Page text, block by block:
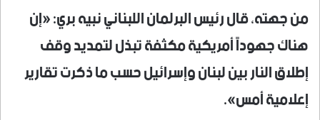
من جهته، قال رئيس البرلمان اللبناني نبيه بري: «إن
هناك جهوداً أمريكية مكثفة تبذل لتمديد وقف
إطلاق النار بين لبنان وإسرائيل حسب ما ذكرت تقارير
إعلامية أمس».